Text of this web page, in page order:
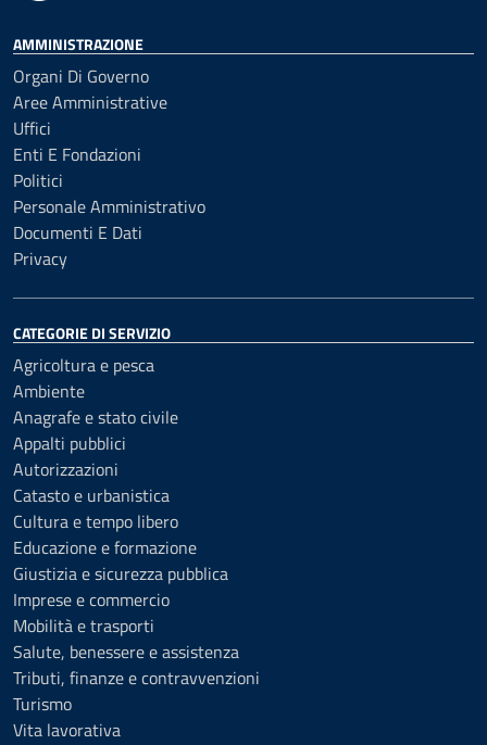
AMMINISTRAZIONE
Organi Di Governo
Aree Amministrative
Uffici
Enti E Fondazioni
Politici
Personale Amministrativo
Documenti E Dati
Privacy
CATEGORIE DI SERVIZIO
Agricoltura e pesca
Ambiente
Anagrafe e stato civile
Appalti pubblici
Autorizzazioni
Catasto e urbanistica
Cultura e tempo libero
Educazione e formazione
Giustizia e sicurezza pubblica
Imprese e commercio
Mobilità e trasporti
Salute, benessere e assistenza
Tributi, finanze e contravvenzioni
Turismo
Vita lavorativa